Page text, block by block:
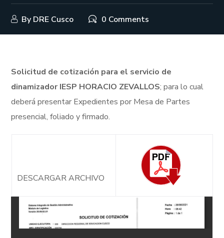
By DRE Cusco 0 Comments
Solicitud de cotización para el servicio de
dinamizador IESP HORACIO ZEVALLOS; para lo cual
deberá presentar Expedientes por Mesa de Partes
presencial, foliado y firmado.
DESCARGAR ARCHIVO